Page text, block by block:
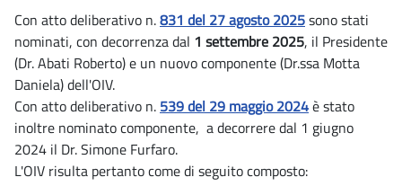
Con atto deliberativo n.831 del 27 agosto 2025sono stati
nominati, con decorrenza dal 1 settembre 2025, il Presidente
(Dr. Abati Roberto) e un nuovo componente (Dr.ssa Motta
Daniela) dell'OIV.
Con atto deliberativo n. 539 del 29 maggio 2024è stato
inoltre nominato componente, a decorrere dal 1 giugno
2024 il Dr. Simone Furfaro.
L'OIV risulta pertanto come di seguito composto: